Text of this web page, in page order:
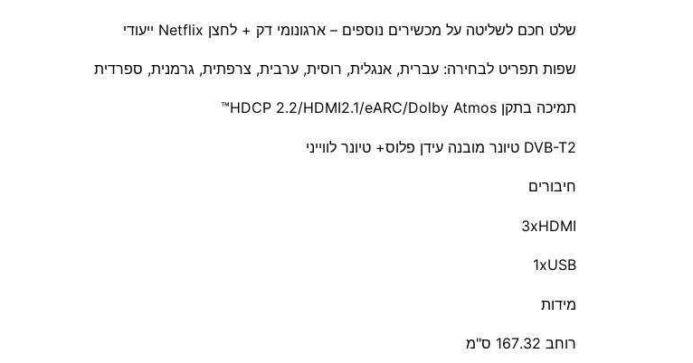
שלט חכם לשליטה על מכשירים נוספים – ארגונומי דק + לחצן Netflix ייעודי
שפות תפריט לבחירה: עברית, אנגלית, רוסית, ערבית, צרפתית, גרמנית, ספרדית
תמיכה בתקן HDCP 2.2/HDMI2.1/eARC/Dolby Atmos™
DVB-T2 טיונר מובנה עידן פלוס+ טיונר לווייני
חיבורים
3xHDMI
1xUSB
מידות
רוחב 167.32 ס"מ